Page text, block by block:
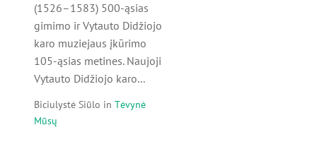
(1526–1583) 500-ąsias
gimimo ir Vytauto Didžiojo
karo muziejaus įkūrimo
105-ąsias metines. Naujoji
Vytauto Didžiojo karo...
Biciulystė Siūlo in Tėvynė
Mūsų